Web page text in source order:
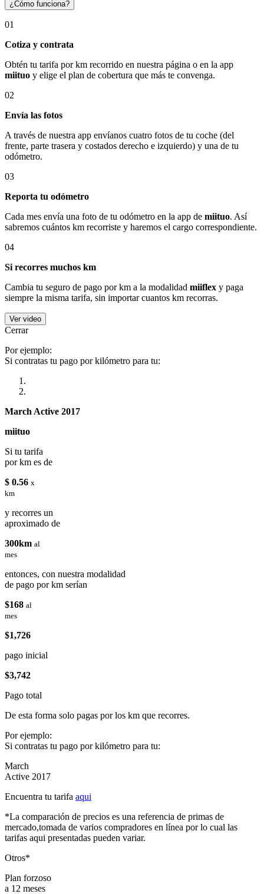
¿Cómo funciona?
01
Cotiza y contrata
Obtén tu tarifa por km recorrido en nuestra página o en la app
miituo y elige el plan de cobertura que más te convenga.
02
Envía las fotos
A través de nuestra app envíanos cuatro fotos de tu coche (del
frente, parte trasera y costados derecho e izquierdo) y una de tu
odómetro.
03
Reporta tu odómetro
Cada mes envía una foto de tu odómetro en la app de miituo. Así
sabremos cuántos km recorriste y haremos el cargo correspondiente.
04
Si recorres muchos km
Cambia tu seguro de pago por km a la modalidad miiflex y paga
siempre la misma tarifa, sin importar cuantos km recorras.
Ver video
Cerrar
Por ejemplo:
Si contratas tu pago por kilómetro para tu:
March Active 2017
miituo
Si tu tarifa
por km es de
$ 0.56 x
km
y recorres un
aproximado de
300km al
mes
entonces, con nuestra modalidad
de pago por km serían
$168 al
mes
$1,726
pago inicial
$3,742
Pago total
De esta forma solo pagas por los km que recorres.
Por ejemplo:
Si contratas tu pago por kilómetro para tu:
March
Active 2017
Encuentra tu tarifa aqui
*La comparación de precios es una referencia de primas de
mercado,tomada de varios compradores en línea por lo cual las
tarifas aqui presentadas pueden variar.
Otros*
Plan forzoso
a 12 meses